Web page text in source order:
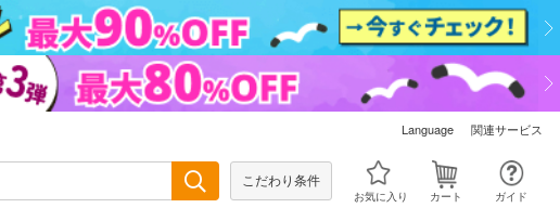
Language 関連サービス
こだわり条件
お気に入り カート ガイド